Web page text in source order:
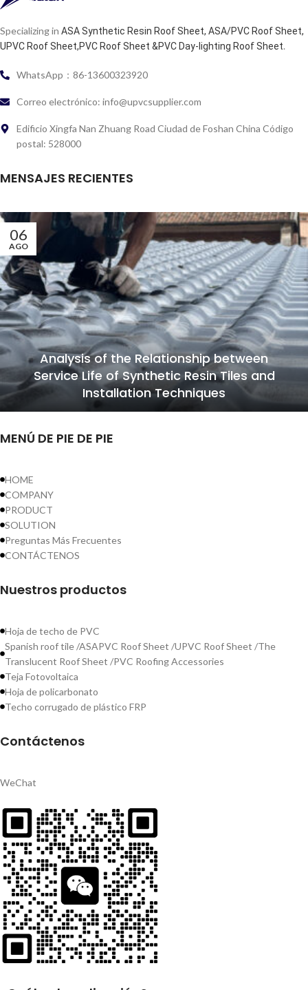
Specializing in ASA Synthetic Resin Roof Sheet, ASA/PVC Roof Sheet,
UPVC Roof Sheet,PVC Roof Sheet &PVC Day-lighting Roof Sheet.
WhatsApp：86-13600323920
Correo electrónico: info@upvcsupplier.com
Edificio Xingfa Nan Zhuang Road Ciudad de Foshan China Código
postal: 528000
MENSAJES RECIENTES
06
AGO
Analysis of the Relationship between
Service Life of Synthetic Resin Tiles and
Installation Techniques
MENÚ DE PIE DE PIE
HOME
COMPANY
PRODUCT
SOLUTION
Preguntas Más Frecuentes
CONTÁCTENOS
Nuestros productos
Hoja de techo de PVC
Spanish roof tile /ASAPVC Roof Sheet /UPVC Roof Sheet /The
Translucent Roof Sheet /PVC Roofing Accessories
Teja Fotovoltaica
Hoja de policarbonato
Techo corrugado de plástico FRP
Contáctenos
WeChat